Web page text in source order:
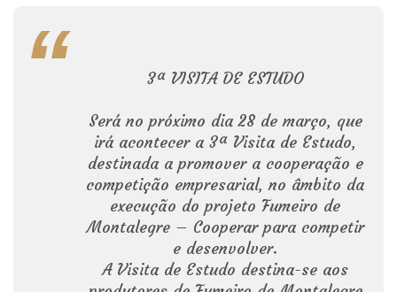
3ª VISITA DE ESTUDO
Será no próximo dia 28 de março, que
irá acontecer a 3ª Visita de Estudo,
destinada a promover a cooperação e
competição empresarial, no âmbito da
execução do projeto Fumeiro de
Montalegre – Cooperar para competir
e desenvolver.
A Visita de Estudo destina-se aos